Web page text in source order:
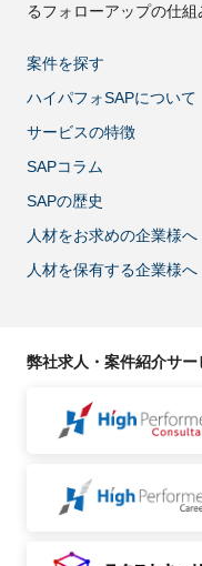
るフォローアップの仕組
案件を探す
ハイパフォSAPについて
サービスの特徴
SAPコラム
SAPの歴史
人材をお求めの企業様へ
人材を保有する企業様へ
弊社求人・案件紹介サー